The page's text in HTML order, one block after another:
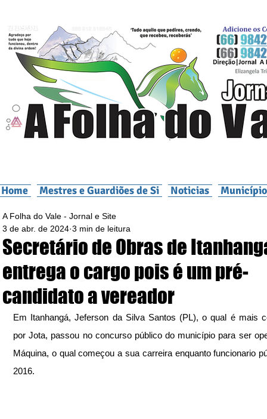
Home Mestres e Guardiões de Si Noticias
Secretário de Obras de
entrega o cargo pois é um pré-
candidato a vereador
A Folha do Vale - Jornal e Site
3 de abr. de 2024 3 min de leitura
Em Itanhangá, Jeferson da Silva Santos (PL), o qual é mais
por Jota, passou no concurso público do município para ser
Máquina, o qual começou a sua carreira enquanto funcionario
2016.